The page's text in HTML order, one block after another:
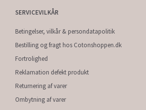
SERVICEVILKÅR
Betingelser, vilkår & persondatapolitik
Bestilling og fragt hos Cotonshoppen.dk
Fortrolighed
Reklamation defekt produkt
Returnering af varer
Ombytning af varer